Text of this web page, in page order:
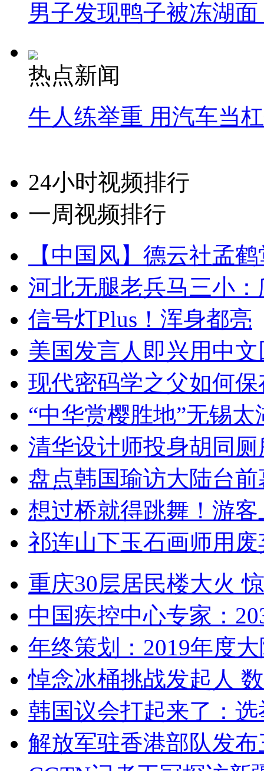
男子发现鸭子被冻湖
热点新闻
牛人练举重 用汽车当
24小时视频排行
一周视频排行
【中国风】德云社孟
河北无腿老兵马三小
信号灯Plus！浑身都亮
美国发言人即兴用中
现代密码学之父如何
“中华赏樱胜地”无锡
清华设计师投身胡同
盘点韩国瑜访大陆台
想过桥就得跳舞！游客
祁连山下玉石画师用
重庆30层居民楼大火
中国疾控中心专家：
年终策划：2019年度
悼念冰桶挑战发起人
韩国议会打起来了：
解放军驻香港部队发